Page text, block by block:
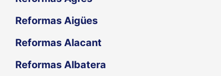
Reformas Aigües
Reformas Alacant
Reformas Albatera